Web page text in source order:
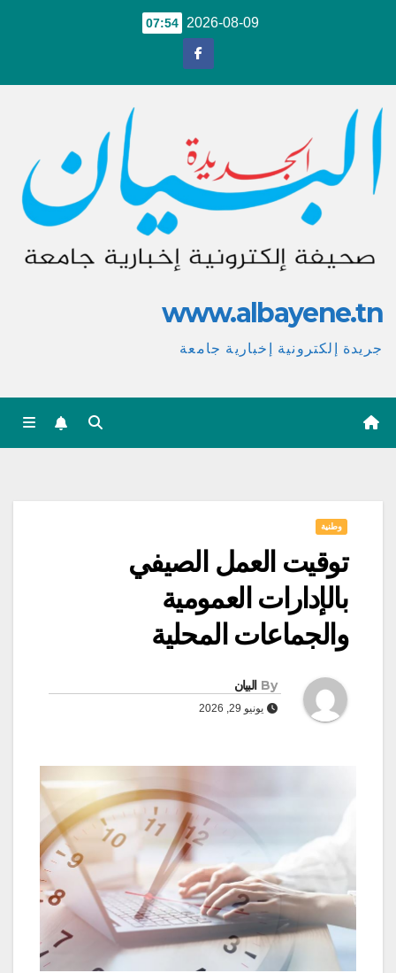
2026-08-09
07:54
www.albayene.tn
جريدة إلكترونية إخبارية جامعة
وطنية
توقيت العمل الصيفي
بالإدارات العمومية
والجماعات المحلية
By البيان
يونيو 29, 2026